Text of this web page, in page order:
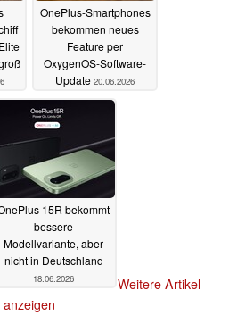
OnePlus-Smartphones
bekommen neues
Feature per
OxygenOS-Software-
Update 20.06.2026
15R bekommt
bessere
Modellvariante, aber
nicht in Deutschland
18.06.2026
Weitere Artikel
anzeigen